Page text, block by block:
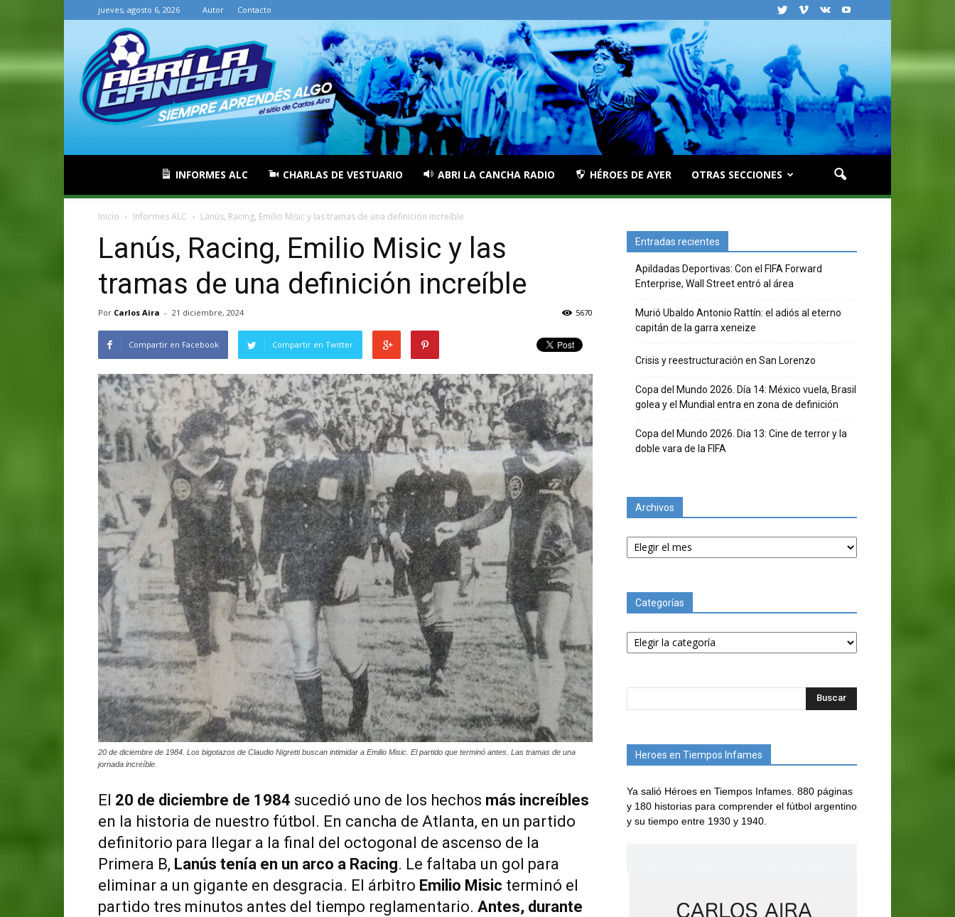
jueves, agosto 6, 2026 Autor Contacto
INFORMES ALC CHARLAS DE VESTUARIO ABRI LA CANCHA RADIO HÉROES DE AYER OTRAS SECCIONES
Inicio Informes ALC Lanús, Racing, Emilio Misic y las tramas de una definición increíble
Lanús, Racing, Emilio Misic y las
tramas de una definición increíble
Por Carlos Aira - 21 diciembre, 2024 5670
Compartir en Facebook Compartir en Twitter
20 de diciembre de 1984. Los bigotazos de Claudio Nigretti buscan intimidar a Emilio Misic. El partido que terminó antes. Las tramas de una
jornada increíble.
El 20 de diciembre de 1984 sucedió uno de los hechos más increíbles
en la historia de nuestro fútbol. En cancha de Atlanta, en un partido
definitorio para llegar a la final del octogonal de ascenso de la
Primera B, Lanús tenía en un arco a Racing. Le faltaba un gol para
eliminar a un gigante en desgracia. El árbitro Emilio Misic terminó el
partido tres minutos antes del tiempo reglamentario. Antes, durante
Entradas recientes
Apildadas Deportivas: Con el FIFA Forward
Enterprise, Wall Street entró al área
Murió Ubaldo Antonio Rattín: el adiós al eterno
capitán de la garra xeneize
Crisis y reestructuración en San Lorenzo
Copa del Mundo 2026. Día 14: México vuela, Brasil
golea y el Mundial entra en zona de definición
Copa del Mundo 2026. Dia 13: Cine de terror y la
doble vara de la FIFA
Archivos
Archivos
Categorías
Categorías
Heroes en Tiempos Infames
Ya salió Héroes en Tiempos Infames. 880 páginas
y 180 historias para comprender el fútbol argentino
y su tiempo entre 1930 y 1940.